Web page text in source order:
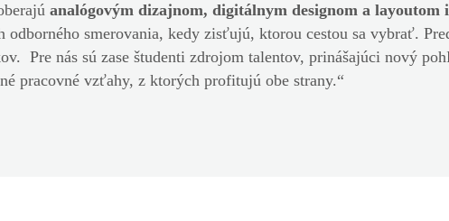
analógovým dizajnom, digitálnym designom a layoutom
odborného smerovania, kedy zisťujú, ktorou cestou sa vybrať.
Pre nás sú zase študenti zdrojom talentov, prinášajúci nový
pracovné vzťahy, z ktorých profitujú obe strany.“